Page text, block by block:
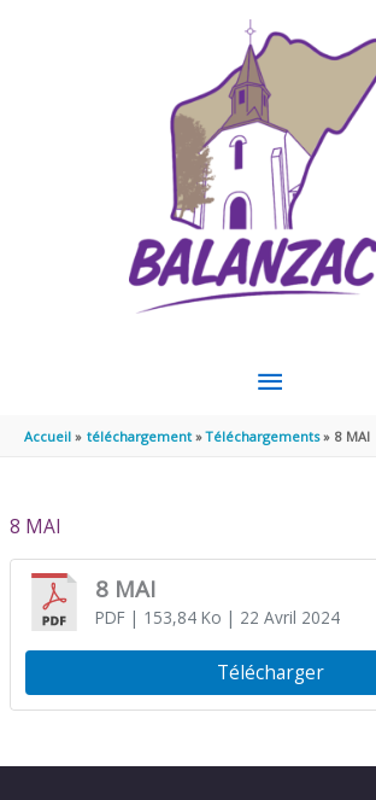
MENU
PRINCIPAL
Accueil téléchargement Téléchargements 8 MAI
8 MAI
8 MAI
PDF| 153,84 Ko | 22 Avril 2024
Télécharger